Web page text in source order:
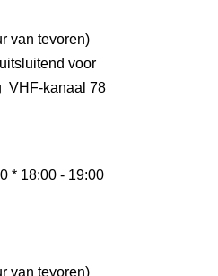
van tevoren)
voor
VHF-kanaal 78
* 18:00 - 19:00
van tevoren)